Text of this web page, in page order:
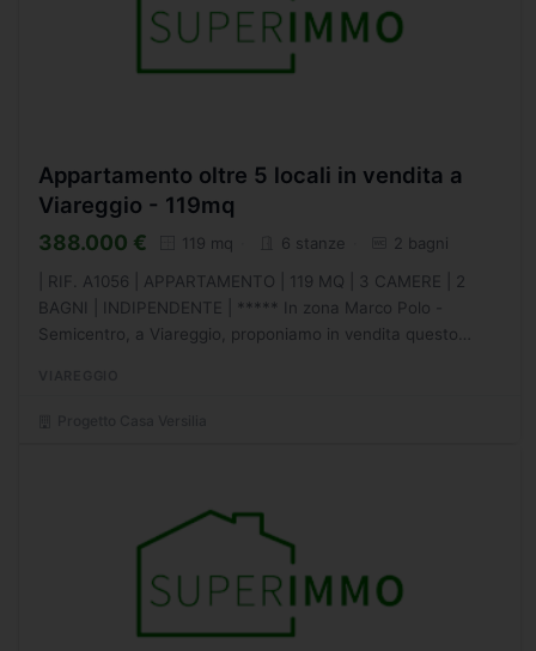
Appartamento oltre 5 locali in vendita a
Viareggio - 119mq
388.000 € 119 mq 6 stanze 2 bagni
| RIF. A1056 | APPARTAMENTO | 119 MQ | 3 CAMERE | 2
BAGNI | INDIPENDENTE | ***** In zona Marco Polo -
Semicentro, a Viareggio, proponiamo in vendita questo